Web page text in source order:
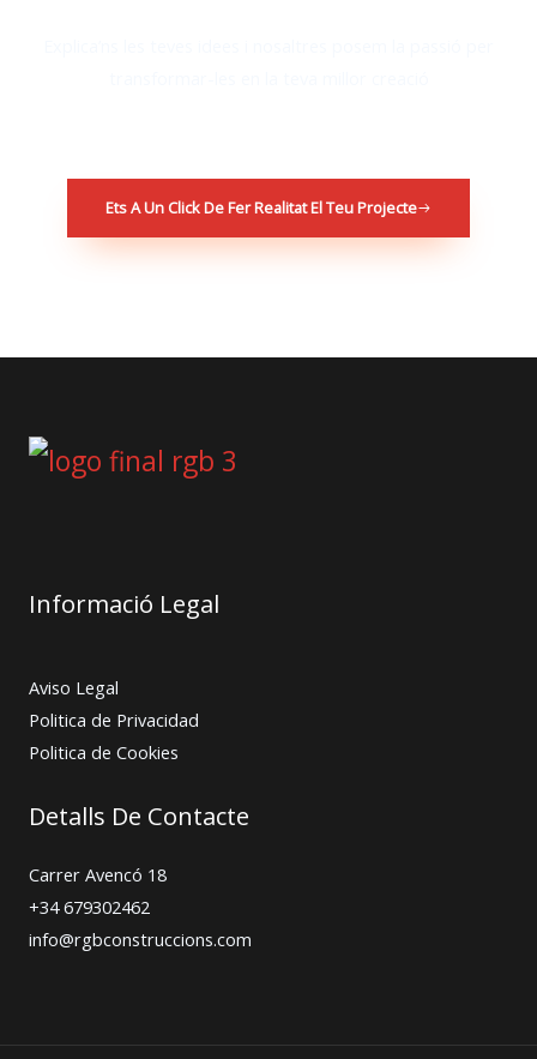
Ets A Un Click De Fer Realitat El Teu Projecte
Informació Legal
Aviso Legal
Politica de Privacidad
Politica de Cookies
Detalls De Contacte
Carrer Avencó 18
+34 679302462
info@rgbconstruccions.com